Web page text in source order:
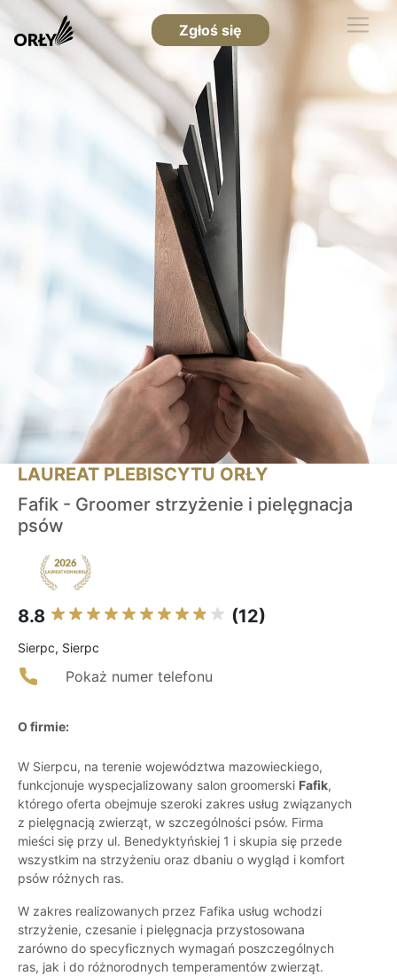
Zgłoś się
LAUREAT PLEBISCYTU ORŁY
Fafik - Groomer strzyżenie i pielęgnacja
psów
8.8 (12)
Sierpc, Sierpc
Pokaż numer telefonu
O firmie:
W Sierpcu, na terenie województwa mazowieckiego,
funkcjonuje wyspecjalizowany salon groomerski Fafik,
którego oferta obejmuje szeroki zakres usług związanych
z pielęgnacją zwierząt, w szczególności psów. Firma
mieści się przy ul. Benedyktyńskiej 1 i skupia się przede
wszystkim na strzyżeniu oraz dbaniu o wygląd i komfort
psów różnych ras.
W zakres realizowanych przez Fafika usług wchodzi
strzyżenie, czesanie i pielęgnacja przystosowana
zarówno do specyficznych wymagań poszczególnych
ras, jak i do różnorodnych temperamentów zwierząt.